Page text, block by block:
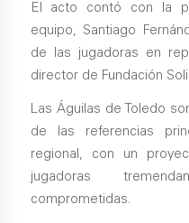
El acto contó con la
equipo, Santiago
de las jugadoras en
director de Fundación
Las Águilas de Toledo
de las referencias
regional, con un
jugadoras
comprometidas.